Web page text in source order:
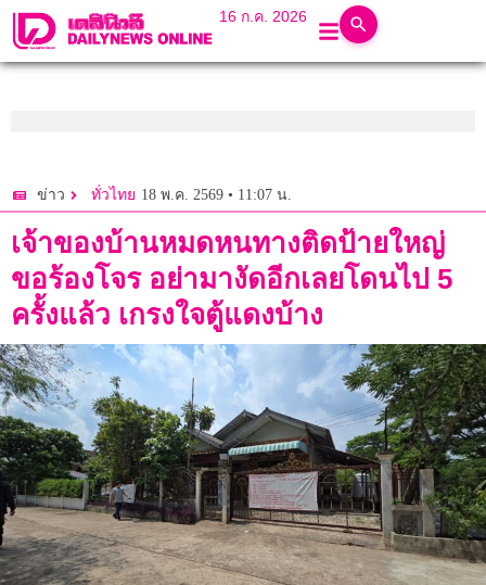
16 ก.ค. 2026
ข่าว ทั่วไทย 18 พ.ค. 2569 • 11:07 น.
เจ้าของบ้านหมดหนทางติดป้ายใหญ่
ขอร้องโจร อย่ามางัดอีกเลยโดนไป 5
ครั้งแล้ว เกรงใจตู้แดงบ้าง